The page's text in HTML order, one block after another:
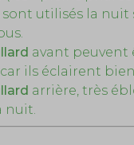
utilisés la nuit
avant peuvent
ils éclairent
arrière, très
nuit.